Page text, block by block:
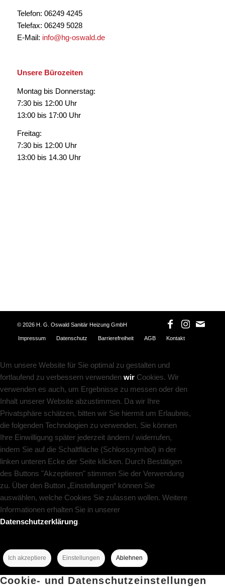
Telefon: 06249 4245
Telefax: 06249 5028
E-Mail: info@hg-oswald.de
Unsere Bürozeiten
Montag bis Donnerstag:
7:30 bis 12:00 Uhr
13:00 bis 17:00 Uhr
Freitag:
7:30 bis 12:00 Uhr
13:00 bis 14.30 Uhr
©2026 H. G. Oswald Sanitär Heizung GmbH
Impressum Datenschutz Barrierefreiheit AGB Kontakt
Um unsere Website für Sie optimal zu gestalten und
fortlaufend zu verbessern verwenden wir Cookies. Wir
verwenden es auch, um Ergebnisse zu messen oder den
Inhalt unserer Website abzustimmen. Da wir Ihre
Privatsphäre schätzen, bitten wir Sie hiermit um Erlaubnis,
die folgenden Technologien zu verwenden. Sie können
Ihre Einwilligung später jederzeit ändern / widerrufen,
indem Sie auf die Schaltfläche (Schlosssymbol) in der
linken unteren Ecke der Seite klicken. Durch Bestätigen
des Buttons "Akzeptieren" stimmen Sie der Verwendung
zu. Über den Button „Einstellungen“ können Sie
auswählen, welche Cookies Sie zulassen wollen. Weitere
Informationen erhalten Sie in unserer
Datenschutzerklärung.
Ich akzeptiere Einstellungen Ablehnen
Cookie- und Datenschutzeinstellungen